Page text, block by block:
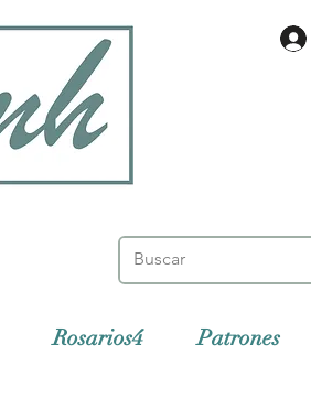
Rosarios4 Patrones